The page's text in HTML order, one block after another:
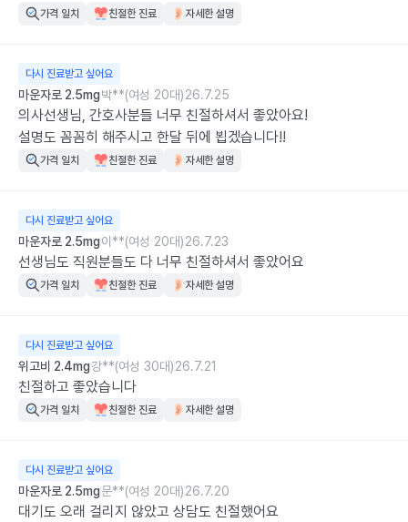
가격 일치 친절한 진료 자세한 설명
다시 진료받고 싶어요
마운자로 2.5mg박**(여성 20대)26.7.25
의사선생님, 간호사분들 너무 친절하셔서 좋았아요!
설명도 꼼꼼히 해주시고 한달 뒤에 뵙겠습니다!!
가격 일치 친절한 진료 자세한 설명
다시 진료받고 싶어요
마운자로 2.5mg이**(여성 20대)26.7.23
선생님도 직원분들도 다 너무 친절하셔서 좋았어요
가격 일치 친절한 진료 자세한 설명
다시 진료받고 싶어요
위고비 2.4mg강**(여성 30대)26.7.21
친절하고 좋았습니다
가격 일치 친절한 진료 자세한 설명
다시 진료받고 싶어요
마운자로 2.5mg문**(여성 20대)26.7.20
대기도 오래 걸리지 않았고 상담도 친절했어요